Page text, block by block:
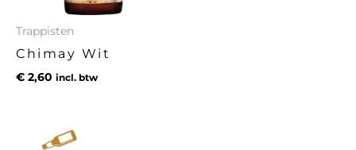
Trappisten
Chimay Wit
€ 2,60 incl. btw